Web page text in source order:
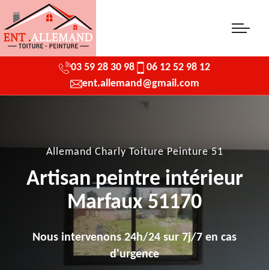
03 59 28 30 98
06 12 52 98 12
ent.allemand@gmail.com
Allemand Charly Toiture Peinture 51
Artisan peintre intérieur
Marfaux 51170
Nous intervenons 24h/24 sur 7j/7 en cas
d'urgence